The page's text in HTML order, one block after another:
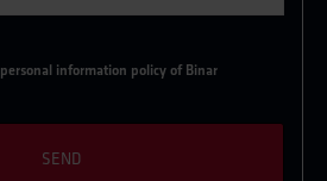
personal information policy of Binar